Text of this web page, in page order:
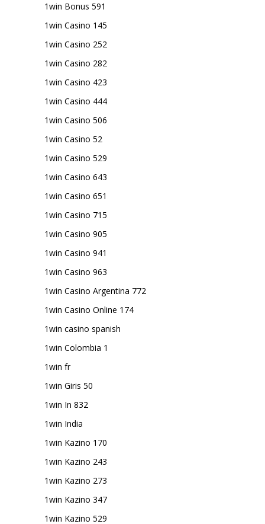
1win Bonus 591
1win Casino 145
1win Casino 252
1win Casino 282
1win Casino 423
1win Casino 444
1win Casino 506
1win Casino 52
1win Casino 529
1win Casino 643
1win Casino 651
1win Casino 715
1win Casino 905
1win Casino 941
1win Casino 963
1win Casino Argentina 772
1win Casino Online 174
1win casino spanish
1win Colombia 1
1win fr
1win Giris 50
1win In 832
1win India
1win Kazino 170
1win Kazino 243
1win Kazino 273
1win Kazino 347
1win Kazino 529